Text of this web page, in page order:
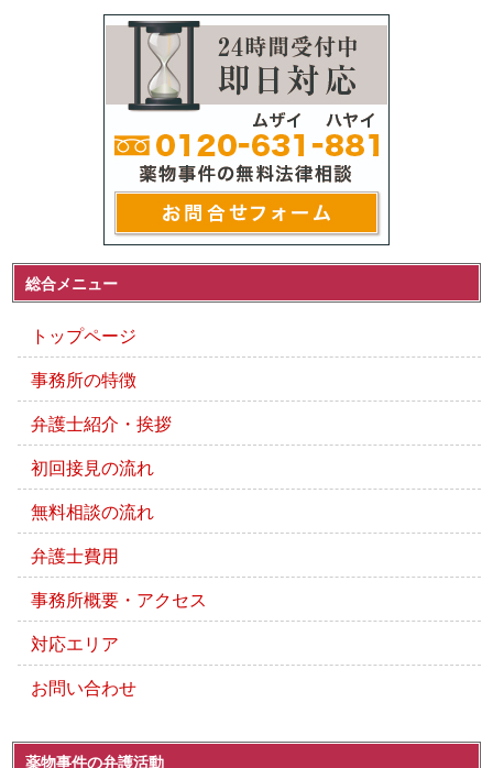
総合メニュー
トップページ
事務所の特徴
弁護士紹介・挨拶
初回接見の流れ
無料相談の流れ
弁護士費用
事務所概要・アクセス
対応エリア
お問い合わせ
薬物事件の弁護活動